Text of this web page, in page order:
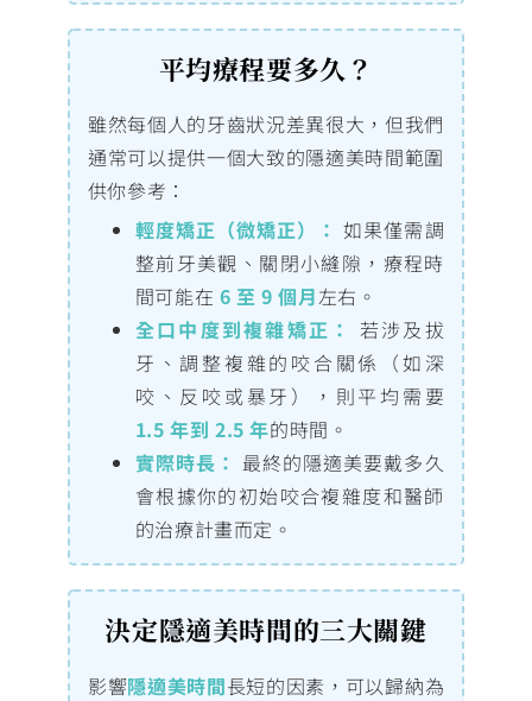
平均療程要多久？
雖然每個人的牙齒狀況差異很大，但我們
通常可以提供一個大致的隱適美時間範圍
供你參考：
輕度矯正（微矯正）： 如果僅需調
整前牙美觀、關閉小縫隙，療程時
間可能在 6 至 9 個月左右。
全口中度到複雜矯正：
若涉及拔
牙、調整複雜的咬合關係（如深
咬、反咬或暴牙），則平均需要
1.5 年到 2.5 年的時間。
實際時長： 最終的隱適美要戴多久
會根據你的初始咬合複雜度和醫師
的治療計畫而定。
決定隱適美時間的三大關鍵
影響隱適美時間長短的因素，可以歸納為